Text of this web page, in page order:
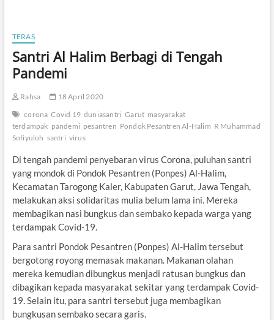
TERAS
Santri Al Halim Berbagi di Tengah
Pandemi
Rahsa
18 April 2020
corona Covid 19 duniasantri Garut masyarakat
terdampak pandemi pesantren Pondok Pesantren Al-Halim R Muhammad
Sofiyuloh santri virus
Di tengah pandemi penyebaran virus Corona, puluhan santri
yang mondok di Pondok Pesantren (Ponpes) Al-Halim,
Kecamatan Tarogong Kaler, Kabupaten Garut, Jawa Tengah,
melakukan aksi solidaritas mulia belum lama ini. Mereka
membagikan nasi bungkus dan sembako kepada warga yang
terdampak Covid-19.
Para santri Pondok Pesantren (Ponpes) Al-Halim tersebut
bergotong royong memasak makanan. Makanan olahan
mereka kemudian dibungkus menjadi ratusan bungkus dan
dibagikan kepada masyarakat sekitar yang terdampak Covid-
19. Selain itu, para santri tersebut juga membagikan
bungkusan sembako secara garis.